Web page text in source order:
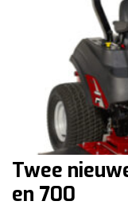
Twee
en 700